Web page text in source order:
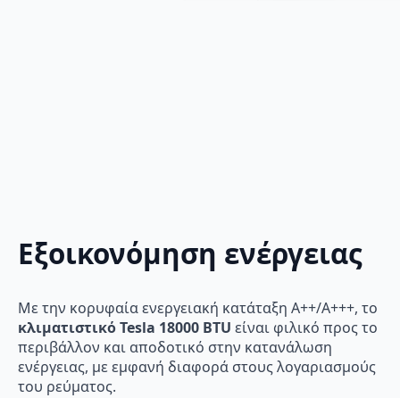
Εξοικονόμηση ενέργειας
Με την κορυφαία ενεργειακή κατάταξη A++/A+++, το
κλιματιστικό Tesla 18000 BTU είναι φιλικό προς το
περιβάλλον και αποδοτικό στην κατανάλωση
ενέργειας, με εμφανή διαφορά στους λογαριασμούς
του ρεύματος.